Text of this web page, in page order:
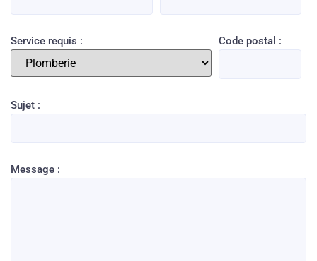
Service requis : Code postal :
Sujet :
Message :